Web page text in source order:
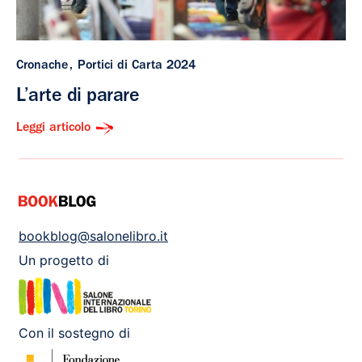
Cronache Portici di Carta 2024
L’arte di parare
Leggi articolo
bookblog@salonelibro.it
Un progetto di
Con il sostegno di